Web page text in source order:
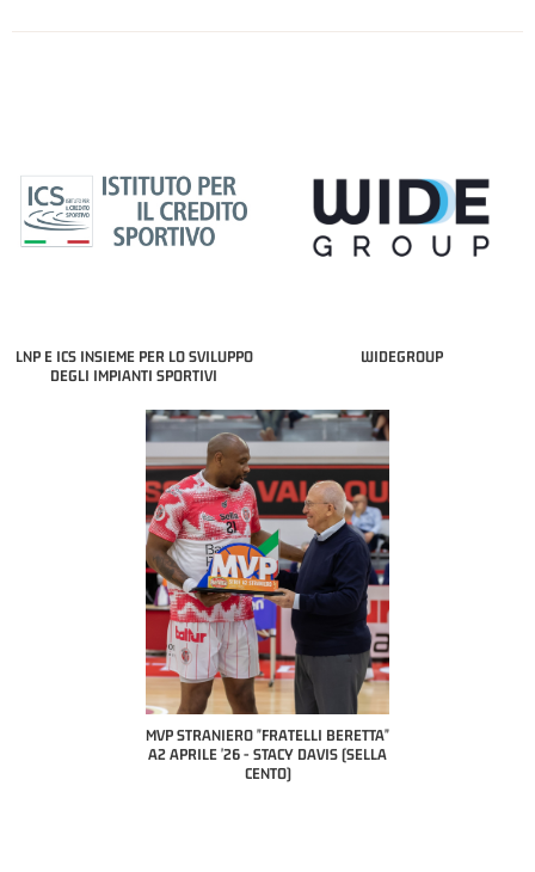
LNP E ICS INSIEME PER LO SVILUPPO
DEGLI IMPIANTI SPORTIVI
WIDEGROUP
MVP "FRATELLI BERETTA" SAMUEL
DILAS B NAZIONALE APRILE '26 -
MARCO RESTELLI (TAV TREVIGLIO